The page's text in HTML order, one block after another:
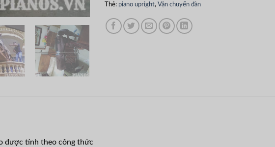
Thẻ: piano upright, Vận chuyển đàn
được tính theo công thức